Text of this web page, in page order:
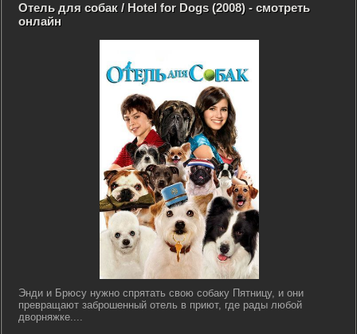
Отель для собак / Hotel for Dogs (2008) - смотреть
онлайн
Энди и Брюсу нужно спрятать свою собаку Пятницу, и они
превращают заброшенный отель в приют, где рады любой
дворняжке....